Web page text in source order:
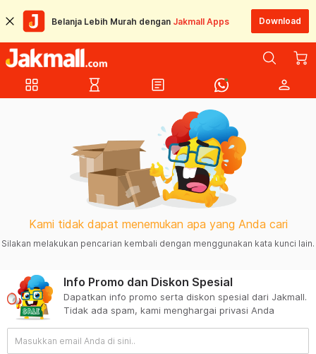
Belanja Lebih Murah dengan Jakmall Apps Download
grid_view hourglass_empty article person
Kami tidak dapat menemukan apa yang Anda cari
Silakan melakukan pencarian kembali dengan menggunakan kata kunci lain.
Info Promo dan Diskon Spesial
Dapatkan info promo serta diskon spesial dari Jakmall.
Tidak ada spam, kami menghargai privasi Anda